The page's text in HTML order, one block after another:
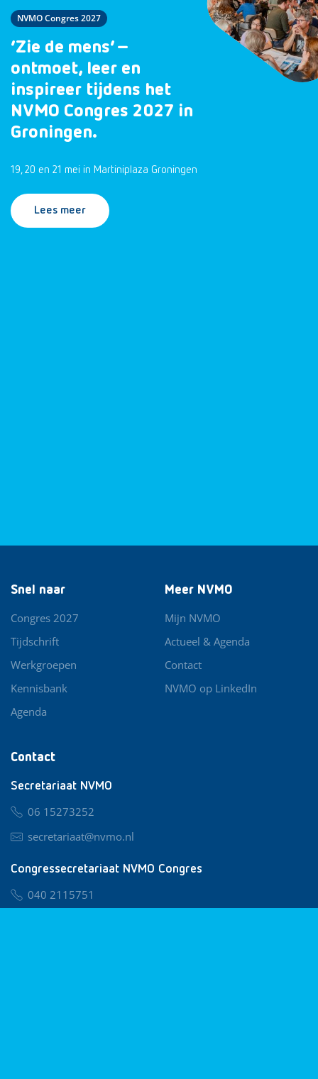
NVMO Congres 2027
‘Zie de mens’ –
ontmoet, leer en
inspireer tijdens het
NVMO Congres 2027 in
Groningen.
19, 20 en 21 mei in Martiniplaza Groningen
Lees meer
Contact
Secretariaat NVMO
06 15273252
secretariaat@nvmo.nl
Congressecretariaat NVMO Congres
040 2115751
Snel naar
Congres 2027
Tijdschrift
Werkgroepen
Kennisbank
Agenda
Meer NVMO
Mijn NVMO
Actueel & Agenda
Contact
NVMO op LinkedIn